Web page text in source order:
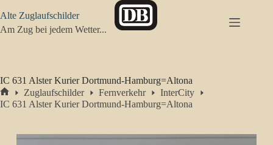
Inhalt
springen
Alte Zuglaufschilder
Am Zug bei jedem Wetter...
IC 631 Alster Kurier Dortmund-Hamburg=Altona
Start
Zuglaufschilder Fernverkehr
InterCity
IC 631 Alster Kurier Dortmund-Hamburg=Altona